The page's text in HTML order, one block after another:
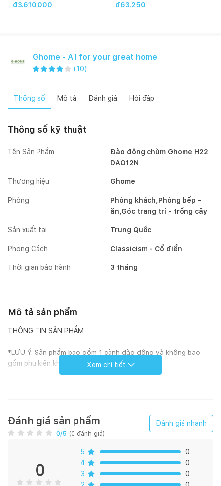
đ3.610.000
đ63.250
Ghome - All for your great home
(10)
Thông số Mô tả Đánh giá Hỏi đáp
Thông số kỹ thuật
Tên Sản Phẩm
Đào đông chùm Ghome H22
DAO12N
Thương hiệu Ghome
Phòng
Phòng khách,Phòng bếp -
ăn,Góc trang trí - trồng cây
Sản xuất tại Trung Quốc
Phong Cách Classicism - Cổ điển
Thời gian bảo hành 3 tháng
Mô tả sản phẩm
THÔNG TIN SẢN PHẨM
*LƯU Ý: Sản phẩm bao gồm 1 cành đào đông và không bao
gồm phụ kiện khác
- Chiều cao: 90cm
- Số lượng nhánh: 12 nhánh
Xem chi tiết
Đánh giá sản phẩm
0/5 (0 đánh giá)
Đánh giá nhanh
0
5
0
4
0
3
0